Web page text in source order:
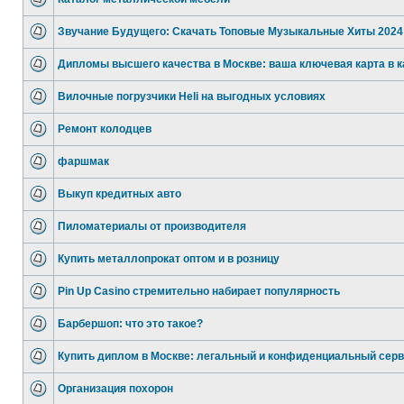
Звучание Будущего: Скачать Топовые Музыкальные Хиты 2024
Дипломы высшего качества в Москве: ваша ключевая карта в
Вилочные погрузчики Heli на выгодных условиях
Ремонт колодцев
фаршмак
Выкуп кредитных авто
Пиломатериалы от производителя
Купить металлопрокат оптом и в розницу
Pin Up Casino стремительно набирает популярность
Барбершоп: что это такое?
Купить диплом в Москве: легальный и конфиденциальный
Организация похорон